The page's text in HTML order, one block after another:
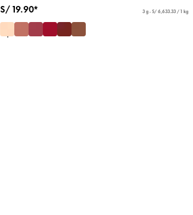
S/ 19.90*
3 g - S/ 6,633.33 / 1 kg